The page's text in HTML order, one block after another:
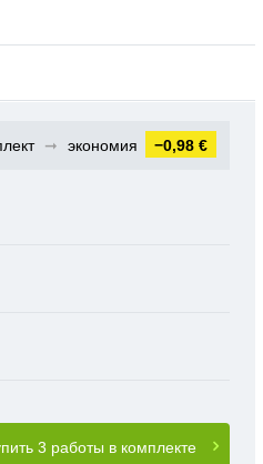
➞ экономия −0,98 €
3 работы в комплекте